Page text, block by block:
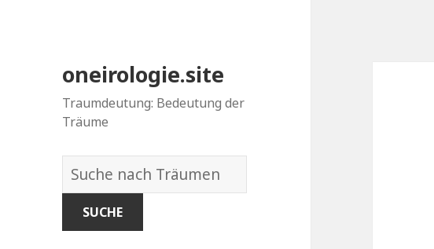
oneirologie.site
Traumdeutung: Bedeutung der
Träume
Wörterbuch
der
Träume: